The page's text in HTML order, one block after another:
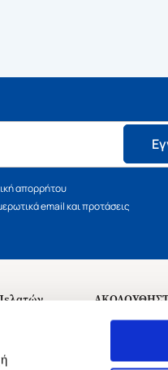
απορρήτου
email και προτάσεις